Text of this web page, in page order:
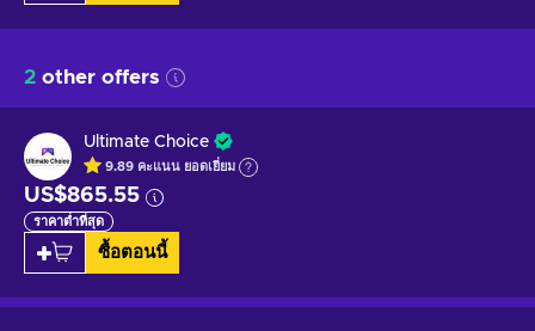
2 other offers
Ultimate Choice
9.89 คะแนน ยอดเยี่ยม
US$865.55
ราคาต่ำที่สุด
ซื้อตอนนี้